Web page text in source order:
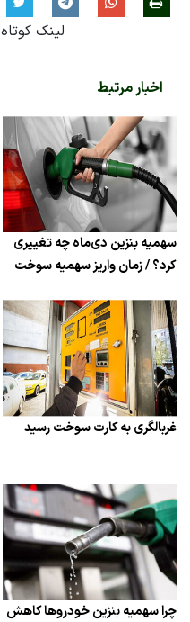
لینک کوتاه
اخبار مرتبط
سهمیه بنزین دی‌ماه چه تغییری
کرد؟ / زمان واریز سهمیه سوخت
غربالگری به کارت سوخت رسید
چرا سهمیه بنزین خودروها کاهش